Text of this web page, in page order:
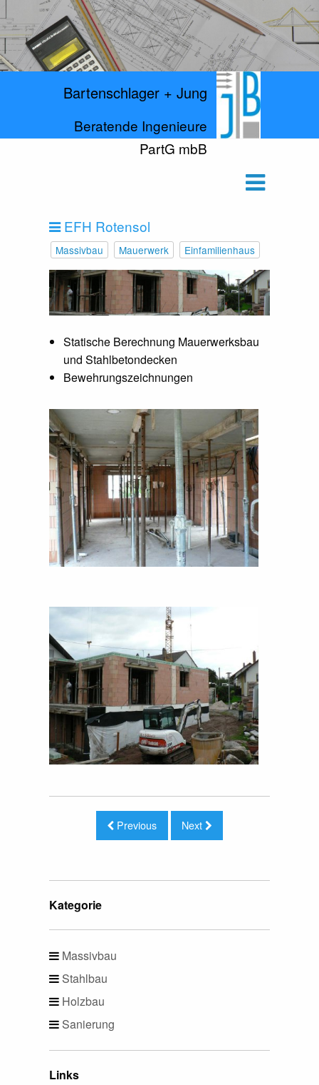
Bartenschlager + Jung
Beratende Ingenieure
PartG mbB
EFH Rotensol
Massivbau Mauerwerk Einfamilienhaus
Statische Berechnung Mauerwerksbau
und Stahlbetondecken
Bewehrungszeichnungen
Previous Next
Kategorie
Massivbau
Stahlbau
Holzbau
Sanierung
Links